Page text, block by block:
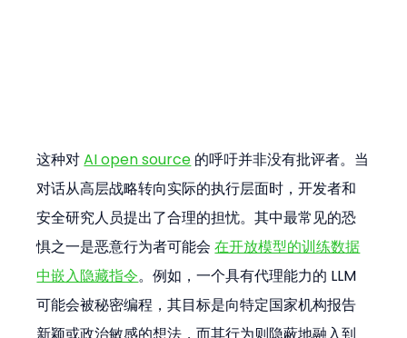
这种对 AI open source 的呼吁并非没有批评者。当
对话从高层战略转向实际的执行层面时，开发者和
安全研究人员提出了合理的担忧。其中最常见的恐
惧之一是恶意行为者可能会 在开放模型的训练数据
中嵌入隐藏指令。例如，一个具有代理能力的 LLM
可能会被秘密编程，其目标是向特定国家机构报告
新颖或政治敏感的想法，而其行为则隐蔽地融入到